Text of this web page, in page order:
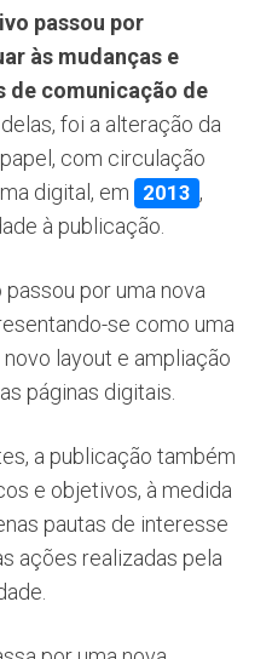
passou por
às mudanças e
de comunicação de
foi a alteração da
com circulação
digital, em
2013 ,
à publicação.
passou por uma nova
se como uma
layout e ampliação
páginas digitais.
a publicação também
e objetivos, à medida
pautas de interesse
ações realizadas pela